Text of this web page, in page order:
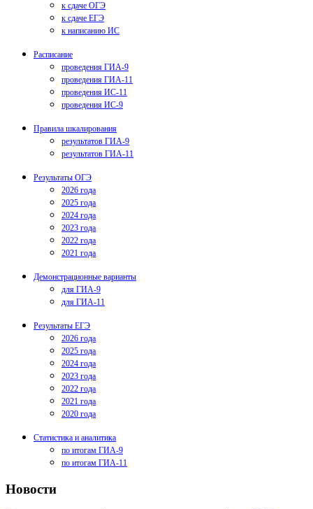
к сдаче ОГЭ
к сдаче ЕГЭ
к написанию ИС
Расписание
проведения ГИА-9
проведения ГИА-11
проведения ИС-11
проведения ИС-9
Правила шкалирования
результатов ГИА-9
результатов ГИА-11
Результаты ОГЭ
2026 года
2025 года
2024 года
2023 года
2022 года
2021 года
Демонстрационные варианты
для ГИА-9
для ГИА-11
Результаты ЕГЭ
2026 года
2025 года
2024 года
2023 года
2022 года
2021 года
2020 года
Статистика и аналитика
по итогам ГИА-9
по итогам ГИА-11
Новости